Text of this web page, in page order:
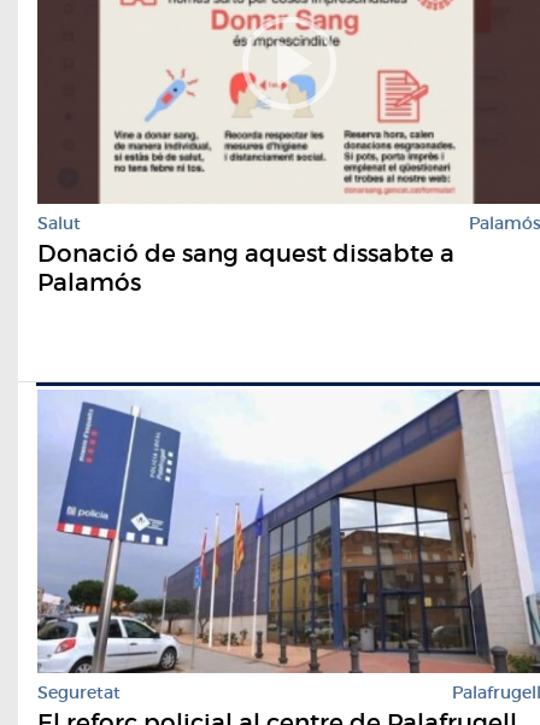
Salut Palamós
Donació de sang aquest dissabte a
Palamós
Seguretat Palafrugell